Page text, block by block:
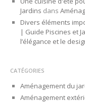
Jardins dans
Divers éléments
| Guide Piscines et
l’élégance et le
CATÉGORIES
Aménagement du
Aménagement